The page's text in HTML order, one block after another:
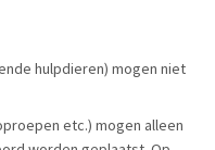
hulpdieren) mogen niet
etc.) mogen alleen